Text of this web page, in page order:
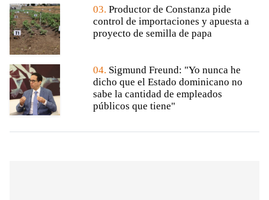
03. Productor de Constanza pide
control de importaciones y apuesta a
proyecto de semilla de papa
04. Sigmund Freund: "Yo nunca he
dicho que el Estado dominicano no
sabe la cantidad de empleados
públicos que tiene"